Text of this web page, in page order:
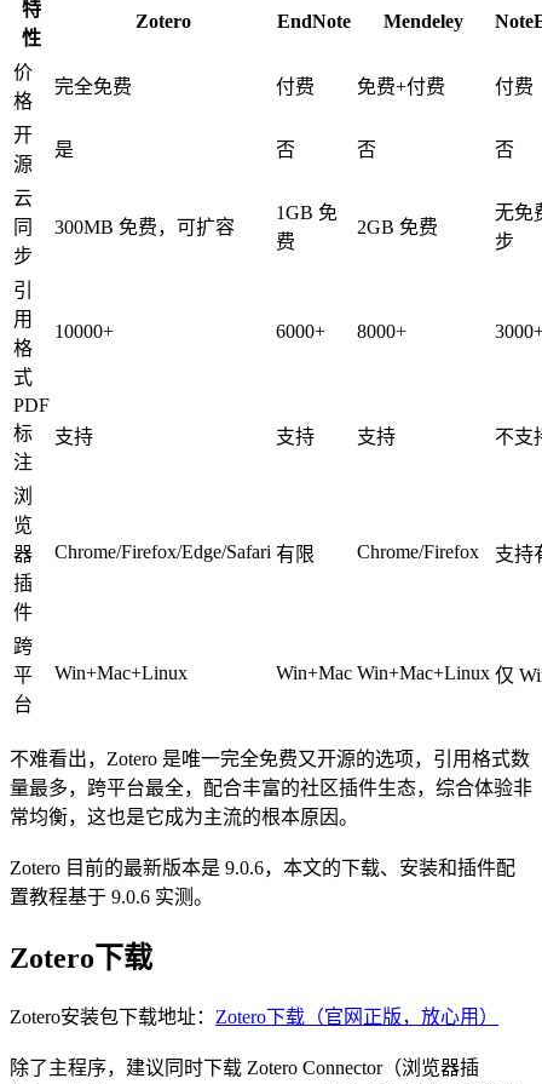
特
性
Zotero EndNote Mendeley
价
格
完全免费 付费 免费+付费 付费
开
源
是 否 否 否
云
同
步
300MB 免费，可扩容
1GB 免
费
2GB 免费
无免
步
引
用
格
式
10000+ 6000+ 8000+
PDF
标
注
支持 支持 支持 不支
浏
览
器
插
件
Chrome/Firefox/Edge/Safari 有限 Chrome/Firefox 支持
跨
平
台
Win+Mac+Linux Win+Mac Win+Mac+Linux 仅
不难看出，Zotero 是唯一完全免费又开源的选项，引用格式数
量最多，跨平台最全，配合丰富的社区插件生态，综合体验非
常均衡，这也是它成为主流的根本原因。
Zotero 目前的最新版本是 9.0.6，本文的下载、安装和插件配
置教程基于 9.0.6 实测。
Zotero下载
Zotero安装包下载地址： Zotero下载（官网正版，放心用）
除了主程序，建议同时下载 Zotero Connector（浏览器插